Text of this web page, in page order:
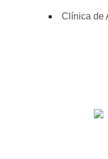
Clínica de